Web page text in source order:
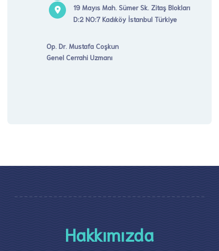
19 Mayıs Mah. Sümer Sk. Zitaş Blokları
D:2 NO:7 Kadıköy İstanbul Türkiye
Op. Dr. Mustafa Coşkun
Genel Cerrahi Uzmanı
Hakkımızda